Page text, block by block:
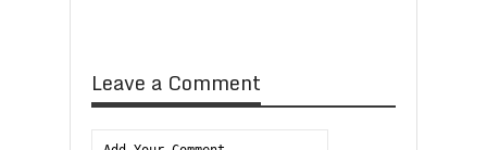
Leave a Comment